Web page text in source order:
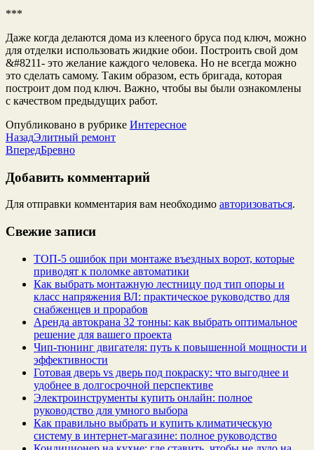
***
Даже когда делаются дома из клееного бруса под ключ, можно
для отделки использовать жидкие обои. Построить свой дом
&#8211- это желание каждого человека. Но не всегда можно
это сделать самому. Таким образом, есть бригада, которая
построит дом под ключ. Важно, чтобы вы были ознакомлены
с качеством предыдущих работ.
Опубликовано в рубрике Интересное
НазадЭлитный ремонт
ВпередБревно
Добавить комментарий
Для отправки комментария вам необходимо авторизоваться.
Свежие записи
ТОП-5 ошибок при монтаже въездных ворот, которые
приводят к поломке автоматики
Как выбрать монтажную лестницу под тип опоры и
класс напряжения ВЛ: практическое руководство для
снабженцев и прорабов
Аренда автокрана 32 тонны: как выбрать оптимальное
решение для вашего проекта
Чип‑тюнинг двигателя: путь к повышенной мощности и
эффективности
Готовая дверь vs дверь под покраску: что выгоднее и
удобнее в долгосрочной перспективе
Электроинструменты купить онлайн: полное
руководство для умного выбора
Как правильно выбрать и купить климатическую
систему в интернет‑магазине: полное руководство